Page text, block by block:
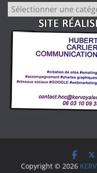
Catégories
Copyright © 2026